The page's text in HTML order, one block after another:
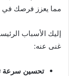
مما يعزز فرصك في
إليك الأسباب
غنى عنه:
تحسين سرعة